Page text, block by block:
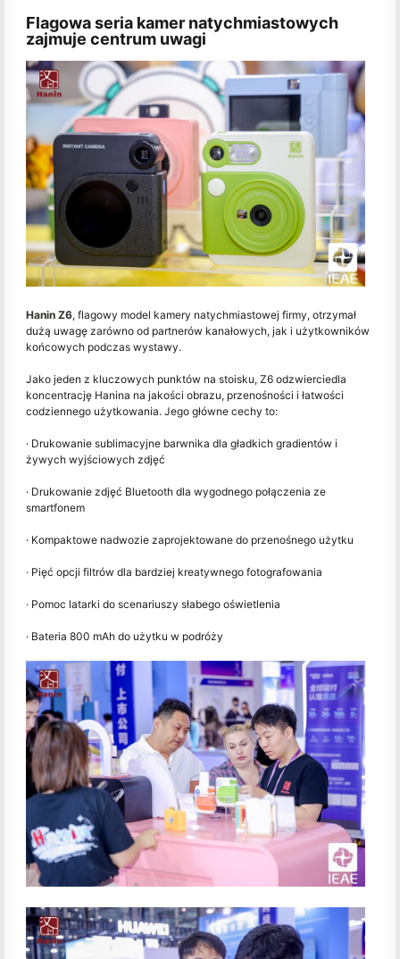
Flagowa seria kamer natychmiastowych
zajmuje centrum uwagi
Hanin Z6, flagowy model kamery natychmiastowej firmy, otrzymał
dużą uwagę zarówno od partnerów kanałowych, jak i użytkowników
końcowych podczas wystawy.
Jako jeden z kluczowych punktów na stoisku, Z6 odzwierciedla
koncentrację Hanina na jakości obrazu, przenośności i łatwości
codziennego użytkowania. Jego główne cechy to:
· Drukowanie sublimacyjne barwnika dla gładkich gradientów i
żywych wyjściowych zdjęć
· Drukowanie zdjęć Bluetooth dla wygodnego połączenia ze
smartfonem
· Kompaktowe nadwozie zaprojektowane do przenośnego użytku
· Pięć opcji filtrów dla bardziej kreatywnego fotografowania
· Pomoc latarki do scenariuszy słabego oświetlenia
· Bateria 800 mAh do użytku w podróży